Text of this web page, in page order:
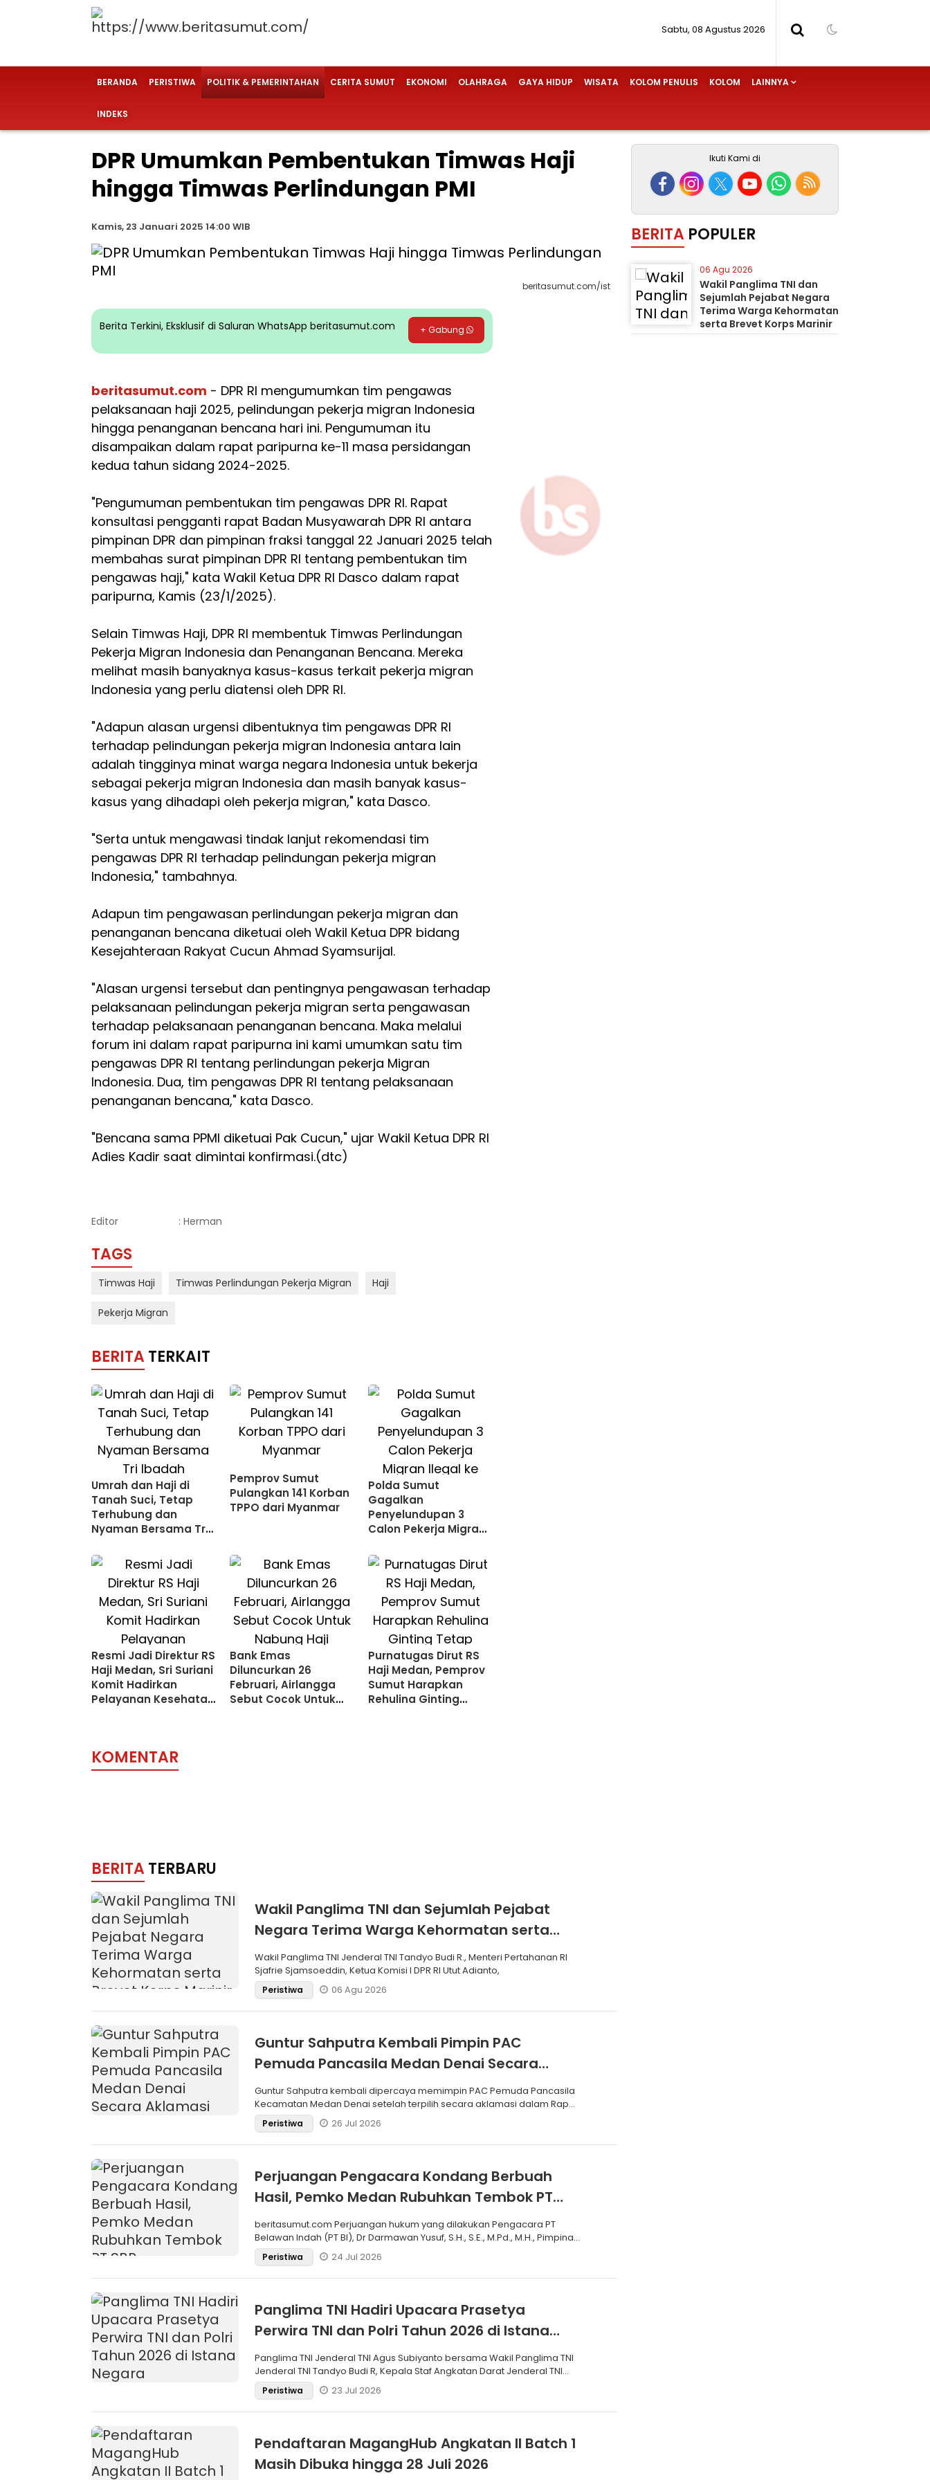
Sabtu, 08 Agustus 2026
BERANDA PERISTIWA POLITIK & PEMERINTAHAN CERITA SUMUT EKONOMI OLAHRAGA GAYA HIDUP WISATA KOLOM PENULIS KOLOM LAINNYA
INDEKS
DPR Umumkan Pembentukan Timwas Haji
hingga Timwas Perlindungan PMI
Kamis, 23 Januari 2025 14:00 WIB
beritasumut.com/ist
Berita Terkini, Eksklusif di Saluran WhatsApp beritasumut.com + Gabung
beritasumut.com - DPR RI mengumumkan tim pengawas
pelaksanaan haji 2025, pelindungan pekerja migran Indonesia
hingga penanganan bencana hari ini. Pengumuman itu
disampaikan dalam rapat paripurna ke-11 masa persidangan
kedua tahun sidang 2024-2025.
"Pengumuman pembentukan tim pengawas DPR RI. Rapat
konsultasi pengganti rapat Badan Musyawarah DPR RI antara
pimpinan DPR dan pimpinan fraksi tanggal 22 Januari 2025 telah
membahas surat pimpinan DPR RI tentang pembentukan tim
pengawas haji," kata Wakil Ketua DPR RI Dasco dalam rapat
paripurna, Kamis (23/1/2025).
Selain Timwas Haji, DPR RI membentuk Timwas Perlindungan
Pekerja Migran Indonesia dan Penanganan Bencana. Mereka
melihat masih banyaknya kasus-kasus terkait pekerja migran
Indonesia yang perlu diatensi oleh DPR RI.
"Adapun alasan urgensi dibentuknya tim pengawas DPR RI
terhadap pelindungan pekerja migran Indonesia antara lain
adalah tingginya minat warga negara Indonesia untuk bekerja
sebagai pekerja migran Indonesia dan masih banyak kasus-
kasus yang dihadapi oleh pekerja migran," kata Dasco.
"Serta untuk mengawasi tindak lanjut rekomendasi tim
pengawas DPR RI terhadap pelindungan pekerja migran
Indonesia," tambahnya.
Adapun tim pengawasan perlindungan pekerja migran dan
penanganan bencana diketuai oleh Wakil Ketua DPR bidang
Kesejahteraan Rakyat Cucun Ahmad Syamsurijal.
"Alasan urgensi tersebut dan pentingnya pengawasan terhadap
pelaksanaan pelindungan pekerja migran serta pengawasan
terhadap pelaksanaan penanganan bencana. Maka melalui
forum ini dalam rapat paripurna ini kami umumkan satu tim
pengawas DPR RI tentang perlindungan pekerja Migran
Indonesia. Dua, tim pengawas DPR RI tentang pelaksanaan
penanganan bencana," kata Dasco.
"Bencana sama PPMI diketuai Pak Cucun," ujar Wakil Ketua DPR RI
Adies Kadir saat dimintai konfirmasi.(dtc)
Editor : Herman
TAGS
Timwas Haji Timwas Perlindungan Pekerja Migran Haji
Pekerja Migran
BERITA TERKAIT
Umrah dan Haji di
Tanah Suci, Tetap
Terhubung dan
Nyaman Bersama Tri
Pemprov Sumut
Pulangkan 141 Korban
TPPO dari Myanmar
Polda Sumut
Gagalkan
Penyelundupan 3
Calon Pekerja Migran
Resmi Jadi Direktur RS
Haji Medan, Sri Suriani
Komit Hadirkan
Pelayanan Kesehatan
Bank Emas
Diluncurkan 26
Februari, Airlangga
Sebut Cocok Untuk
Purnatugas Dirut RS
Haji Medan, Pemprov
Sumut Harapkan
Rehulina Ginting
KOMENTAR
BERITA TERBARU
Wakil Panglima TNI dan Sejumlah Pejabat
Negara Terima Warga Kehormatan serta
Brevet Korps Marinir
Wakil Panglima TNI Jenderal TNI Tandyo Budi R., Menteri Pertahanan RI
Sjafrie Sjamsoeddin, Ketua Komisi I DPR RI Utut Adianto,
Peristiwa 06 Agu 2026
Guntur Sahputra Kembali Pimpin PAC
Pemuda Pancasila Medan Denai Secara
Aklamasi
Guntur Sahputra kembali dipercaya memimpin PAC Pemuda Pancasila
Kecamatan Medan Denai setelah terpilih secara aklamasi dalam Rapat
Pemilihan
Peristiwa 26 Jul 2026
Perjuangan Pengacara Kondang Berbuah
Hasil, Pemko Medan Rubuhkan Tembok PT
SBP
beritasumut.com Perjuangan hukum yang dilakukan Pengacara PT
Belawan Indah (PT BI), Dr Darmawan Yusuf, S.H., S.E., M.Pd., M.H., Pimpinan
LaPeristiwa 24 Jul 2026
Panglima TNI Hadiri Upacara Prasetya
Perwira TNI dan Polri Tahun 2026 di Istana
Negara
Panglima TNI Jenderal TNI Agus Subiyanto bersama Wakil Panglima TNI
Jenderal TNI Tandyo Budi R, Kepala Staf Angkatan Darat Jenderal TNI
Maru
Peristiwa 23 Jul 2026
Pendaftaran MagangHub Angkatan II Batch 1
Masih Dibuka hingga 28 Juli 2026
Ikuti Kami di
BERITA POPULER
06 Agu 2026
Wakil Panglima TNI dan
Sejumlah Pejabat Negara
Terima Warga Kehormatan
serta Brevet Korps Marinir